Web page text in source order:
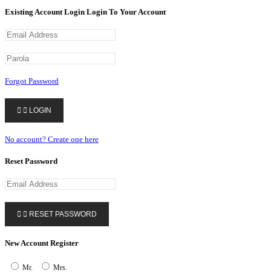
Existing Account Login Login To Your Account
Forgot Password
  LOGIN
No account? Create one here
Reset Password
  RESET PASSWORD
New Account Register
Mr. Mrs.